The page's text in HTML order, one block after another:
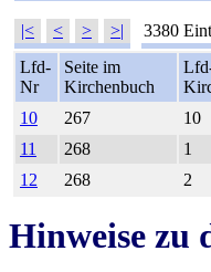
|< < > >| 3380
Lfd-
Nr
Seite im
Kirchenbuch
10
267 10
11
268 1
12
268 2
Hinweise zu